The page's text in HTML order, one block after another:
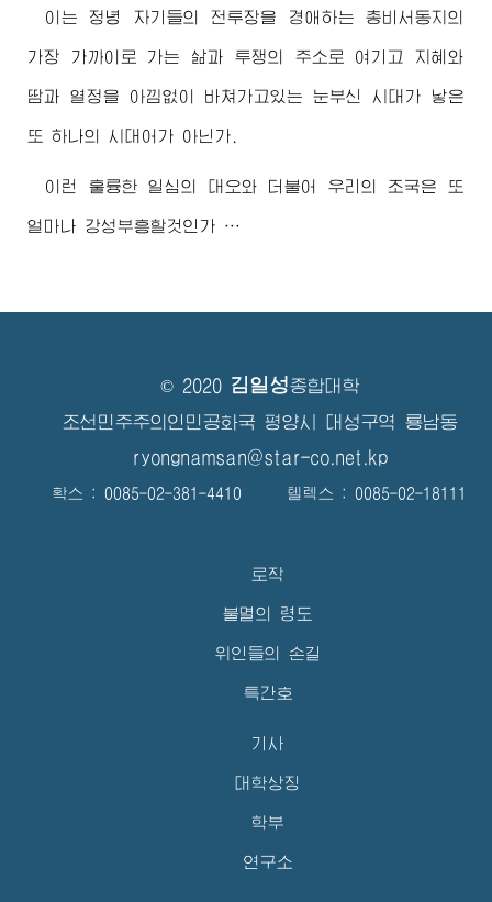
이는 정녕 자기들의 전투장을 경애하는 총비서동지의
가장 가까이로 가는 삶과 투쟁의 주소로 여기고 지혜와
땀과 열정을 아낌없이 바쳐가고있는 눈부신 시대가 낳은
또 하나의 시대어가 아닌가.
이런 훌륭한 일심의 대오와 더불어 우리의 조국은 또
얼마나 강성부흥할것인가 …
© 2020 김일성종합대학
조선민주주의인민공화국 평양시 대성구역 룡남동
ryongnamsan@star-co.net.kp
확스 : 0085-02-381-4410 텔렉스 : 0085-02-18111
로작
불멸의 령도
위인들의 손길
특간호
기사
대학상징
학부
연구소